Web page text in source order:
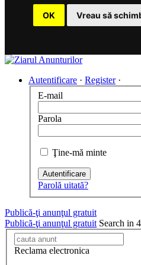
OK Vreau să
Autentificare · Register ·
E-mail
Parola
Ţine-mă minte
Autentificare
Parolă uitată?
Publică-ţi anunţul gratuit
Publică-ţi anunţul gratuit Search in
Reclama electronica